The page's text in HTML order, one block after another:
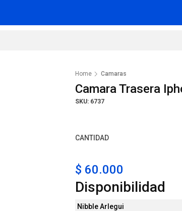
Home Camaras
Camara Trasera
SKU: 6737
CANTIDAD
$ 60.000
Disponibilidad
Nibble Arlegui